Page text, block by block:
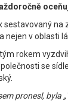
sestavovaný
nejen v oblasti
rokem
se
pronesl,